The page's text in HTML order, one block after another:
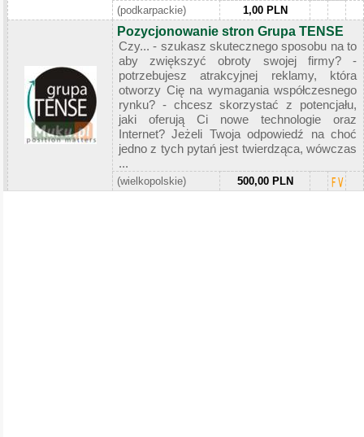
(podkarpackie) 1,00 PLN
Pozycjonowanie stron Grupa TENSE
Czy... - szukasz skutecznego sposobu na to
aby zwiększyć obroty swojej firmy? -
potrzebujesz atrakcyjnej reklamy, która
otworzy Cię na wymagania współczesnego
rynku? - chcesz skorzystać z potencjału,
jaki oferują Ci nowe technologie oraz
Internet? Jeżeli Twoja odpowiedź na choć
jedno z tych pytań jest twierdząca, wówczas
...
(wielkopolskie) 500,00 PLN